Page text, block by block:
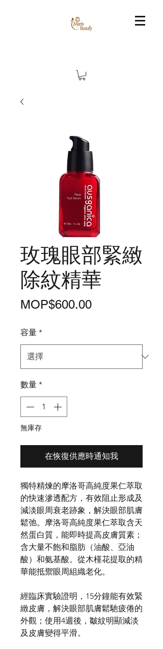
玫瑰眼部緊緻
除紋精華
MOP$600.00價
容量 *
數量 *
無庫存
在恢復供應時通知我
獨特精煉的摩洛哥高純度果仁萃取
的快速滲透配方，有效阻止形成及
減淡眼周衰老跡象，解決眼部肌膚
鬆弛。摩洛哥高純度果仁萃取含天
然蛋白質，能即時提高皮膚質素；
含大量不飽和脂肪（油酸、亞油
酸）和氨基酸。從木槿花提取的精
華能抵禦眼周組織老化。
經臨床實驗證明，15分鐘能有效緊
緻皮膚，解決眼部肌膚鬆馳疲倦的
外觀；使用4週後，皺紋明顯減淡
及皮膚變得平滑。